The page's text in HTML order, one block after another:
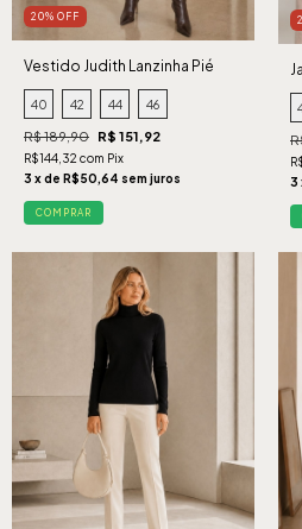
20% OFF
Vestido Judith Lanzinha Pié
Caramelo
40 42 44 46
R$ 189,90 R$ 151,92
R$144,32 com Pix
3 x de R$50,64 sem juros
COMPRAR
3